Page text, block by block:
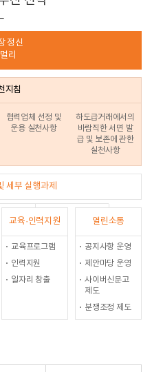
정신
리
지침
협력업체 선정 및
운용 실천사항
하도급거래에서의
바람직한 서면 발
급 및 보존에 관한
실천사항
세부 실행과제
교육·인력지원 열린소통
교육프로그램
인력지원
일자리 창출
공지사항 운영
제안마당 운영
사이버신문고
제도
분쟁조정 제도